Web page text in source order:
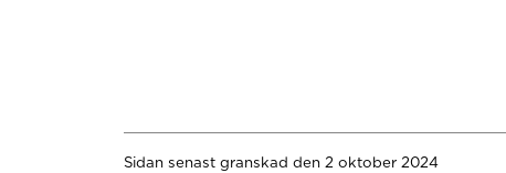
Sidan senast granskad den 2 oktober 2024